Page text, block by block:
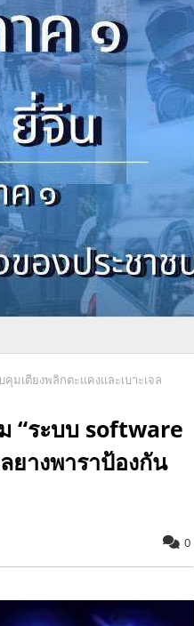
มเตียงพลิกตะแคงและเบาะเจล
“ระบบ software
ยางพาราป้องกัน
0